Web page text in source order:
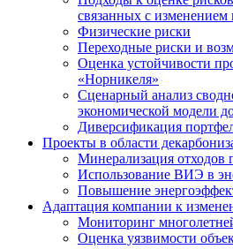
связанных с изменением
Физические риски
Переходные риски и
Оценка устойчивости
«Норникеля»
Сценарный анализ
экономической модели
Диверсификация
Проекты в области
Минерализация отходов
Использование ВИЭ в
Повышение
Адаптация компании к
Мониторинг
Оценка уязвимости